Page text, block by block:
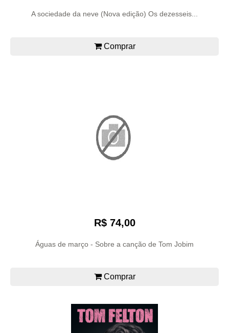
A sociedade da neve (Nova edição) Os dezesseis...
Comprar
R$ 74,00
Águas de março - Sobre a canção de Tom Jobim
Comprar